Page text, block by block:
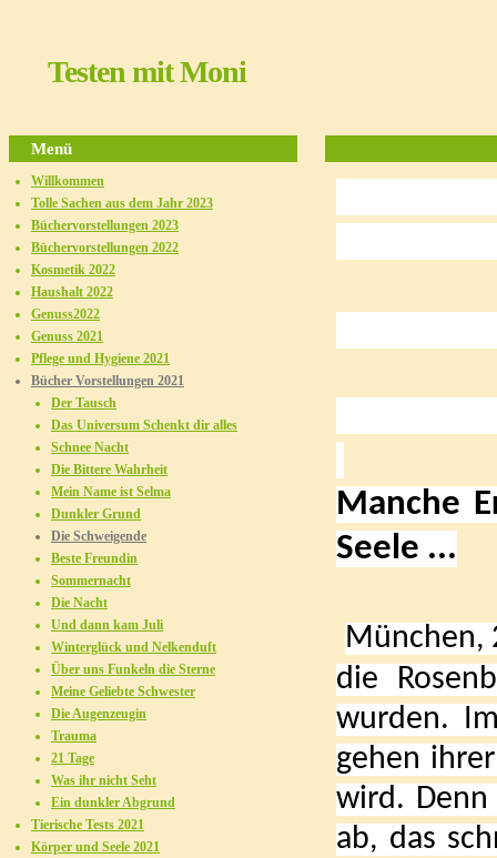
Testen mit Moni
Manche
Seele ...
München,
die
wurden.
gehen
wird.
ab, das
Menü
Willkommen
Tolle Sachen aus dem Jahr 2023
Büchervorstellungen 2023
Büchervorstellungen 2022
Kosmetik 2022
Haushalt 2022
Genuss2022
Genuss 2021
Pflege und Hygiene 2021
Bücher Vorstellungen 2021
Der Tausch
Das Universum Schenkt dir alles
Schnee Nacht
Die Bittere Wahrheit
Mein Name ist Selma
Dunkler Grund
Die Schweigende
Beste Freundin
Sommernacht
Die Nacht
Und dann kam Juli
Winterglück und Nelkenduft
Über uns Funkeln die Sterne
Meine Geliebte Schwester
Die Augenzeugin
Trauma
21 Tage
Was ihr nicht Seht
Ein dunkler Abgrund
Tierische Tests 2021
Körper und Seele 2021